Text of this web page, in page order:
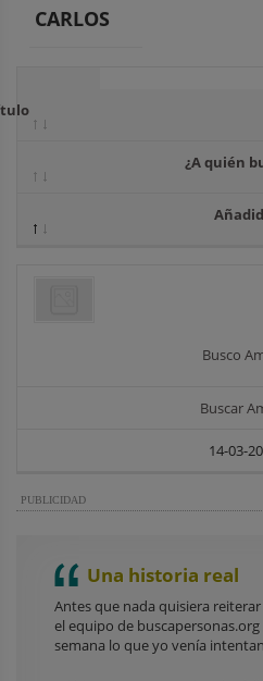
CARLOS
¿A quién
Busco
Buscar
14-03-
PUBLICIDAD
Una historia real
Antes que nada quisiera
el equipo de
semana lo que yo venía